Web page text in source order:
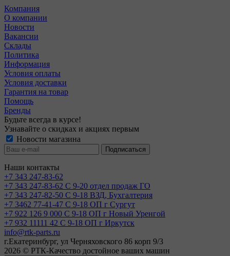
Компания
О компании
Новости
Вакансии
Склады
Политика
Информация
Условия оплаты
Условия доставки
Гарантия на товар
Помощь
Бренды
Будьте всегда в курсе!
Узнавайте о скидках и акциях первым
Новости магазина
Наши контакты
+7 343 247-83-62
+7 343 247-83-62 С 9-20 отдел продаж ГО
+7 343 247-82-50 С 9-18 ВЗД, Бухгалтерия
+7 3462 77-41-47 С 9-18 ОП г Сургут
+7 922 126 9 000 С 9-18 ОП г Новый Уренгой
+7 932 11111 42 С 9-18 ОП г Иркутск
info@rtk-parts.ru
г.Екатеринбург, ул Черняховского 86 корп 9/3
2026 © РТК-Качество достойное ваших машин